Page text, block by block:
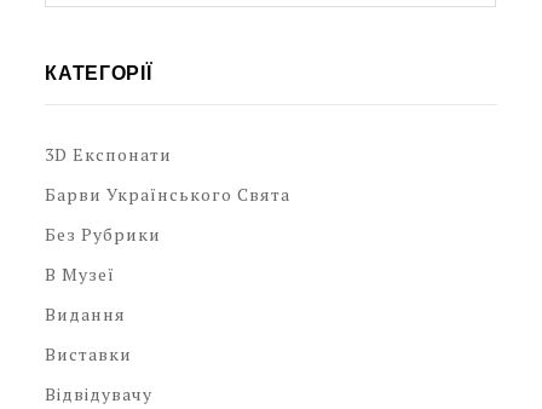
КАТЕГОРІЇ
3D Експонати
Барви Українського Свята
Без Рубрики
В Музеї
Видання
Виставки
Відвідувачу